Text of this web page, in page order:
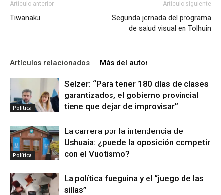
Artículo anterior
Tiwanaku
Artículo siguiente
Segunda jornada del programa
de salud visual en Tolhuin
Artículos relacionados Más del autor
Política
Selzer: “Para tener 180 días de clases
garantizados, el gobierno provincial
tiene que dejar de improvisar”
Política
La carrera por la intendencia de
Ushuaia: ¿puede la oposición competir
con el Vuotismo?
La política fueguina y el “juego de las
sillas”